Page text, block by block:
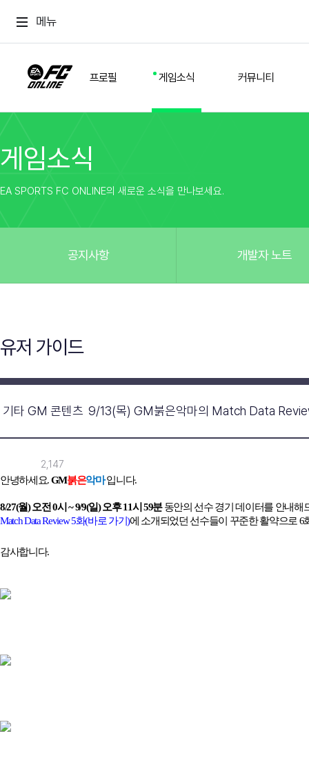
메뉴
프로필 게임소식 커뮤니티
스쿼드
경기 기록
커뮤니티
방명록
설정
업데이트
유저 가이드
게임 플레이 버그 제보
게임소식
EA SPORTS FC ONLINE의 새로운 소식을 만나보세요.
공지사항 개발자 노트
유저 가이드
기타 GM 콘텐츠 9/13(목) GM붉은악마의 Match Data
2,147
안녕하세요.GM붉은악마 입니다.
8/27(월)오전0시 ~ 9/9(일)오후11시59분동안의 선수 경기 데이터를 안내해
Match Data Review 5화(바로 가기)에 소개되었던 선수들이 꾸준한 활약으로 6
감사합니다.